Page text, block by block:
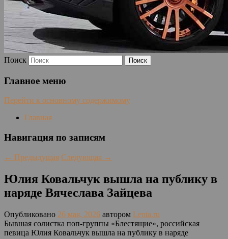
Поиск
Главное меню
Перейти к основному содержимому
Главная
Навигация по записям
← Предыдущая Следующая →
Юлия Ковальчук вышла на публику в
наряде Вячеслава Зайцева
Опубликовано 26 мая, 2026 автором Lenta.ru
Бывшая солистка поп-группы «Блестящие», российская
певица Юлия Ковальчук вышла на публику в наряде